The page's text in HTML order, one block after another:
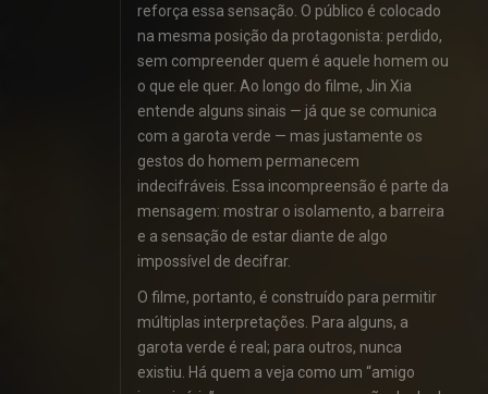
reforça essa sensação. O público é colocado
na mesma posição da protagonista: perdido,
sem compreender quem é aquele homem ou
o que ele quer. Ao longo do filme, Jin Xia
entende alguns sinais — já que se comunica
com a garota verde — mas justamente os
gestos do homem permanecem
indecifráveis. Essa incompreensão é parte da
mensagem: mostrar o isolamento, a barreira
e a sensação de estar diante de algo
impossível de decifrar.
O filme, portanto, é construído para permitir
múltiplas interpretações. Para alguns, a
garota verde é real; para outros, nunca
existiu. Há quem a veja como um “amigo